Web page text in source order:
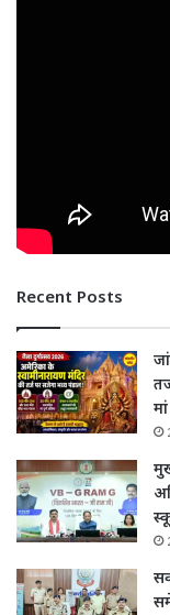
Recent Posts